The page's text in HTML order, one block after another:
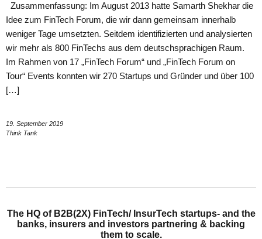
Zusammenfassung: Im August 2013 hatte Samarth Shekhar die
Idee zum FinTech Forum, die wir dann gemeinsam innerhalb
weniger Tage umsetzten. Seitdem identifizierten und analysierten
wir mehr als 800 FinTechs aus dem deutschsprachigen Raum.
Im Rahmen von 17 „FinTech Forum“ und „FinTech Forum on
Tour“ Events konnten wir 270 Startups und Gründer und über 100
[…]
19. September 2019
Think Tank
The HQ of B2B(2X) FinTech/ InsurTech startups- and the
banks, insurers and investors partnering & backing
them to scale.